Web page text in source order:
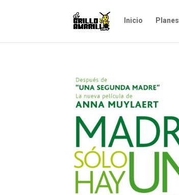
Inicio Planes